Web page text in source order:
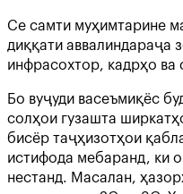
Се самти муҳимтарине
диққати аввалиндараҷа
инфрасохтор, кадрҳо ва
Бо вуҷуди васеъмиқёс
солҳои гузашта
бисёр таҷҳизотҳои
истифода мебаранд, ки
нестанд. Масалан,